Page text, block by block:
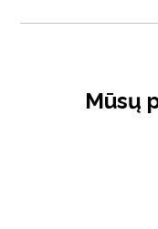
Mūsų